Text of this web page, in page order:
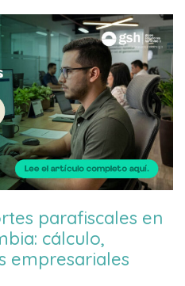
parafiscales en
cálculo,
empresariales